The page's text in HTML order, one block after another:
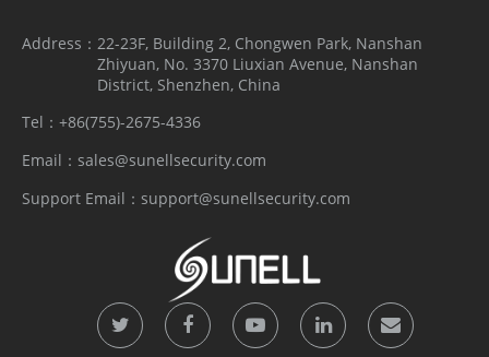
Address： 22-23F, Building 2, Chongwen Park, Nanshan
Zhiyuan, No. 3370 Liuxian Avenue, Nanshan
District, Shenzhen, China
Tel： +86(755)-2675-4336
Email： sales@sunellsecurity.com
Support Email： support@sunellsecurity.com